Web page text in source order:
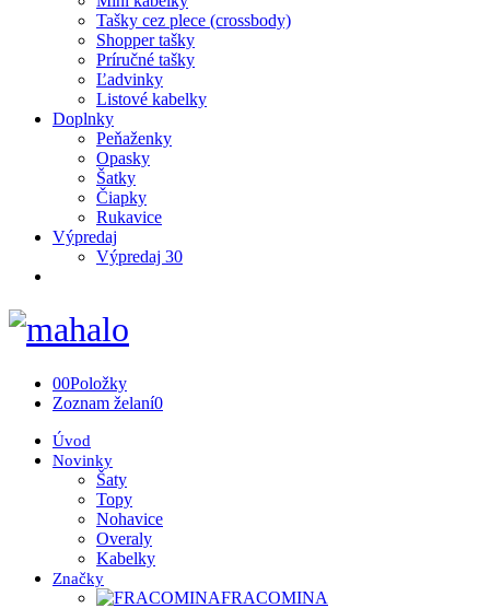
Tašky cez plece (crossbody)
Shopper tašky
Príručné tašky
Ľadvinky
Listové kabelky
Doplnky
Peňaženky
Opasky
Šatky
Čiapky
Rukavice
Výpredaj
Výpredaj 30
00Položky
Zoznam želaní0
Úvod
Novinky
Šaty
Topy
Nohavice
Overaly
Kabelky
Značky
FRACOMINA